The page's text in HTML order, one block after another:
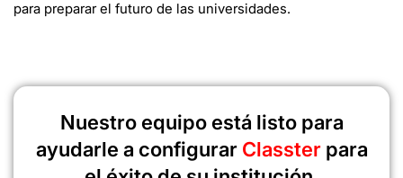
para preparar el futuro de las universidades.
Nuestro equipo está listo para
ayudarle a configurar Classter para